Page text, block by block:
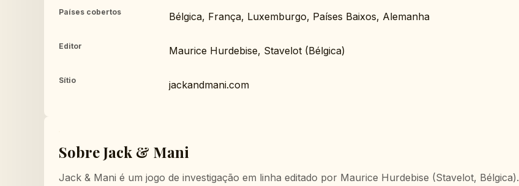
Países cobertos Bélgica, França, Luxemburgo, Países Baixos, Alemanha
Editor Maurice Hurdebise, Stavelot (Bélgica)
Sítio jackandmani.com
Sobre Jack & Mani
Jack & Mani é um jogo de investigação em linha editado por Maurice Hurdebise (Stavelot, Bélgica).